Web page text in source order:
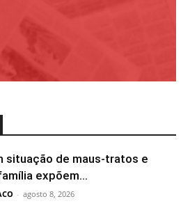
situação de maus-tratos e
expõem...
- agosto 8, 2026